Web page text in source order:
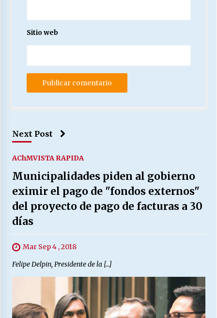
Sitio web
Next Post
AChMVISTA RAPIDA
Municipalidades piden al gobierno
eximir el pago de "fondos externos"
del proyecto de pago de facturas a 30
días
Mar Sep 4 , 2018
Felipe Delpin, Presidente de la […]